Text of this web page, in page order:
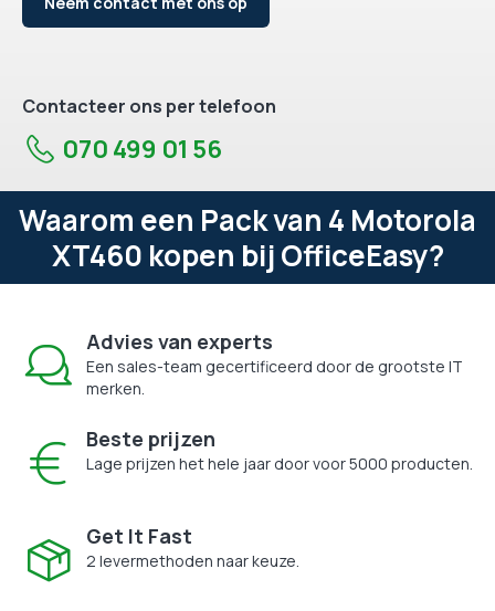
Contacteer ons per telefoon
070 499 01 56
Waarom een Pack van 4 Motorola
XT460 kopen bij OfficeEasy?
Advies van experts
Een sales-team gecertificeerd door de grootste IT
merken.
Beste prijzen
Lage prijzen het hele jaar door voor 5000 producten.
Get It Fast
2 levermethoden naar keuze.